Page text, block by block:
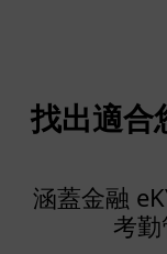
找出適合
涵蓋金融
考